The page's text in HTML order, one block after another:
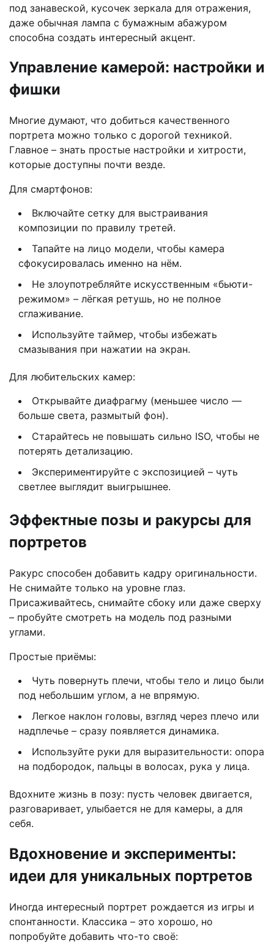
под занавеской, кусочек зеркала для отражения,
даже обычная лампа с бумажным абажуром
способна создать интересный акцент.
Управление камерой: настройки и
фишки
Многие думают, что добиться качественного
портрета можно только с дорогой техникой.
Главное – знать простые настройки и хитрости,
которые доступны почти везде.
Для смартфонов:
Включайте сетку для выстраивания
композиции по правилу третей.
Тапайте на лицо модели, чтобы камера
сфокусировалась именно на нём.
Не злоупотребляйте искусственным «бьюти-
режимом» – лёгкая ретушь, но не полное
сглаживание.
Используйте таймер, чтобы избежать
смазывания при нажатии на экран.
Для любительских камер:
Открывайте диафрагму (меньшее число —
больше света, размытый фон).
Старайтесь не повышать сильно ISO, чтобы не
потерять детализацию.
Экспериментируйте с экспозицией – чуть
светлее выглядит выигрышнее.
Эффектные позы и ракурсы для
портретов
Ракурс способен добавить кадру оригинальности.
Не снимайте только на уровне глаз.
Присаживайтесь, снимайте сбоку или даже сверху
– пробуйте смотреть на модель под разными
углами.
Простые приёмы:
Чуть повернуть плечи, чтобы тело и лицо были
под небольшим углом, а не впрямую.
Легкое наклон головы, взгляд через плечо или
надплечье – сразу появляется динамика.
Используйте руки для выразительности: опора
на подбородок, пальцы в волосах, рука у лица.
Вдохните жизнь в позу: пусть человек двигается,
разговаривает, улыбается не для камеры, а для
себя.
Вдохновение и эксперименты:
идеи для уникальных портретов
Иногда интересный портрет рождается из игры и
спонтанности. Классика – это хорошо, но
попробуйте добавить что-то своё: